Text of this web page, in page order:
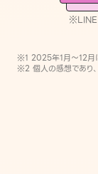
※LINE
※1 2025年1月〜12月
※2 個人の感想であり